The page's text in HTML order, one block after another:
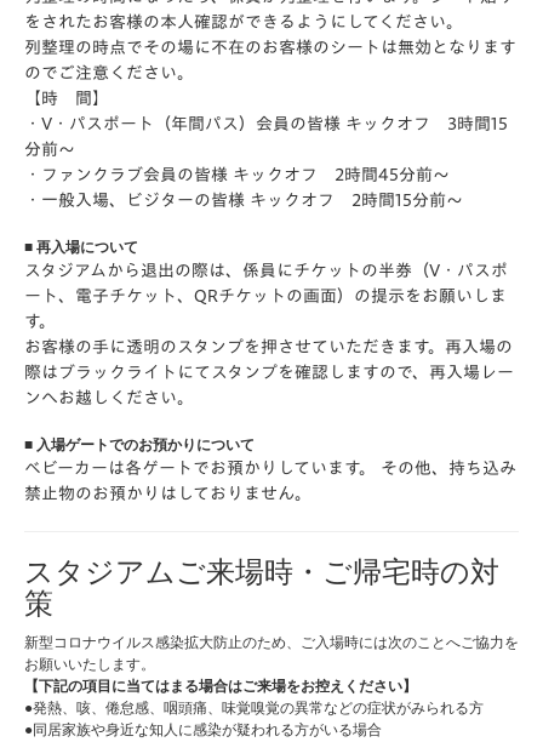
をされたお客様の本人確認ができるようにしてください。
列整理の時点でその場に不在のお客様のシートは無効となります
のでご注意ください。
【時 間】
・V・パスポート（年間パス）会員の皆様 キックオフ 3時間15
分前～
・ファンクラブ会員の皆様 キックオフ 2時間45分前～
・一般入場、ビジターの皆様 キックオフ 2時間15分前～
■ 再入場について
スタジアムから退出の際は、係員にチケットの半券（V・パスポ
ート、電子チケット、QRチケットの画面） の提示をお願いしま
す。
お客様の手に透明のスタンプを押させていただきます。再入場の
際はブラックライトにてスタンプを確認しますので、再入場レー
ンへお越しください。
■ 入場ゲートでのお預かりについて
ベビーカーは各ゲートでお預かりしています。 その他、持ち込み
禁止物のお預かりはしておりません。
スタジアムご来場時・ご帰宅時の対
策
新型コロナウイルス感染拡大防止のため、ご入場時には次のことへご協力を
お願いいたします。
【下記の項目に当てはまる場合はご来場をお控えください】
●発熱、咳、倦怠感、咽頭痛、味覚嗅覚の異常などの症状がみられる方
●同居家族や身近な知人に感染が疑われる方がいる場合